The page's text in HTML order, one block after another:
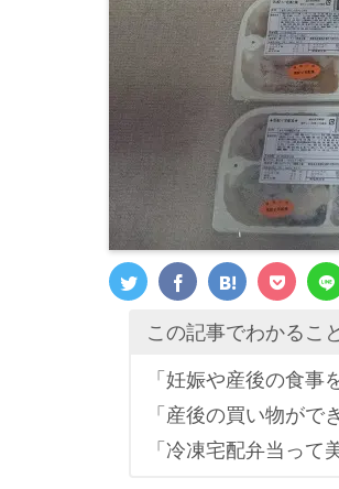
この記事でわかること
「妊娠や産後の食事
「産後の買い物がで
「冷凍宅配弁当って